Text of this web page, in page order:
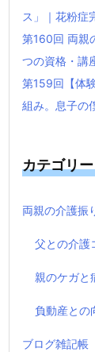
ス」｜花粉症
第160回 両親
つの資格・講
第159回【体
組み。息子の
カテゴリー
両親の介護振
父との介護
親のケガと
負動産との
ブログ雑記帳